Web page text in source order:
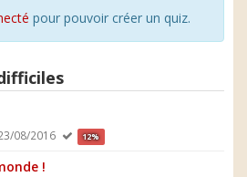
pour pouvoir créer un quiz.
08/2016 12%
!